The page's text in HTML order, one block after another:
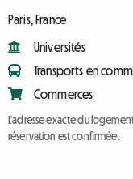
Paris, France
Universités
Transports en
Commerces
L'adresse exacte du
réservation est confirmée.